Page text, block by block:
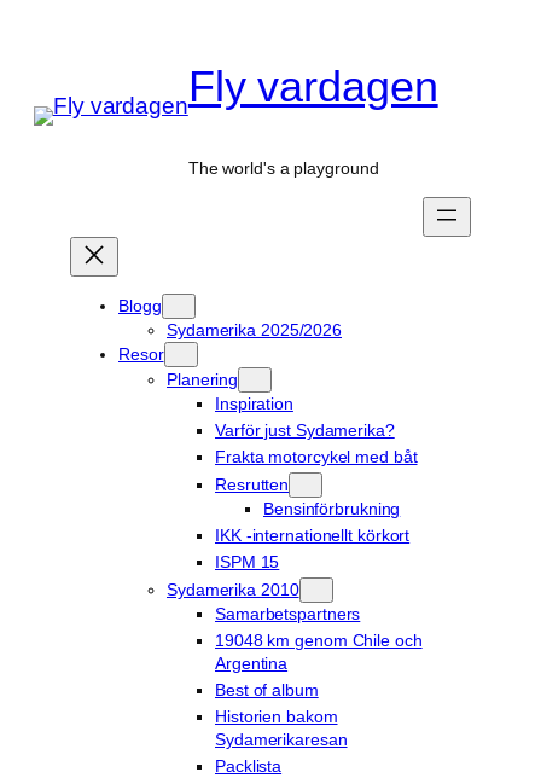
Fly vardagen
The world's a playground
Blogg
Sydamerika 2025/2026
Resor
Planering
Inspiration
Varför just Sydamerika?
Frakta motorcykel med båt
Resrutten
Bensinförbrukning
IKK -internationellt körkort
ISPM 15
Sydamerika 2010
Samarbetspartners
19048 km genom Chile och
Argentina
Best of album
Historien bakom
Sydamerikaresan
Packlista